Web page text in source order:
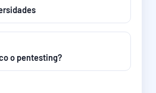
o pentesting?